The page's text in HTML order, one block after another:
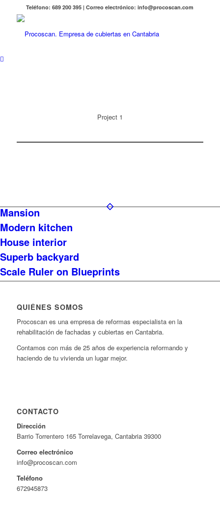
Teléfono: 689 200 395 | Correo electrónico: info@procoscan.com
Project 1
Mansion
Modern kitchen
House interior
Superb backyard
Scale Ruler on Blueprints
QUIÉNES SOMOS
Procoscan es una empresa de reformas especialista en la
rehabilitación de fachadas y cubiertas en Cantabria.
Contamos con más de 25 años de experiencia reformando y
haciendo de tu vivienda un lugar mejor.
CONTACTO
Dirección
Barrio Torrentero 165 Torrelavega, Cantabria 39300
Correo electrónico
info@procoscan.com
Teléfono
672945873